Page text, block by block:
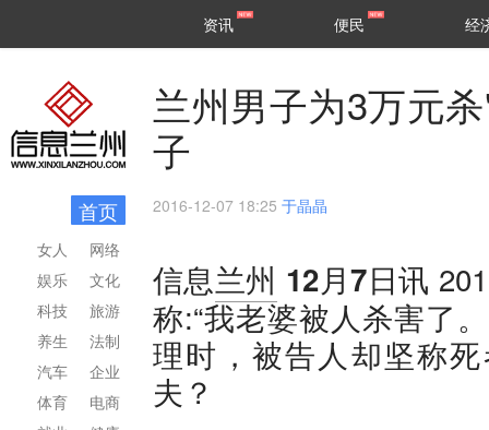
区县
资讯 便民 经
首页
网络
文化
旅游
法制
企业
电商
女人
娱乐
科技
养生
汽车
体育
兰州男子为3万元
子
2016-12-07 18:25 于晶晶
信息兰州 12月7日讯
称:“我老婆被人杀害了
理时，被告人却坚称
夫？